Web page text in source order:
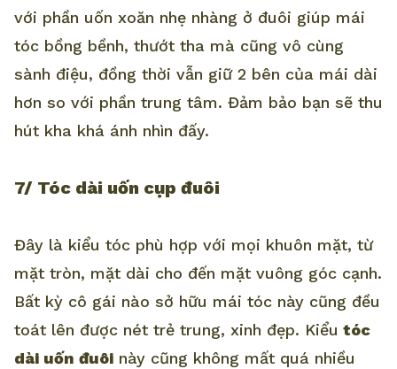
với phần uốn xoăn nhẹ nhàng ở đuôi giúp mái
tóc bồng bềnh, thướt tha mà cũng vô cùng
sành điệu, đồng thời vẫn giữ 2 bên của mái dài
hơn so với phần trung tâm. Đảm bảo bạn sẽ thu
hút kha khá ánh nhìn đấy.
7/ Tóc dài uốn cụp đuôi
Đây là kiểu tóc phù hợp với mọi khuôn mặt, từ
mặt tròn, mặt dài cho đến mặt vuông góc cạnh.
Bất kỳ cô gái nào sở hữu mái tóc này cũng đều
toát lên được nét trẻ trung, xinh đẹp. Kiểu tóc
dài uốn đuôi này cũng không mất quá nhiều